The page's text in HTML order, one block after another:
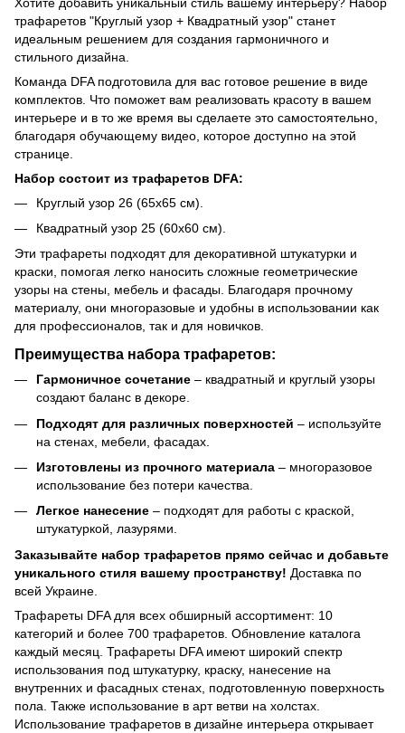
трафаретов "Круглый узор + Квадратный узор" станет
идеальным решением для создания гармоничного и
стильного дизайна.
Команда DFA подготовила для вас готовое решение в виде
комплектов. Что поможет вам реализовать красоту в вашем
интерьере и в то же время вы сделаете это самостоятельно,
благодаря обучающему видео, которое доступно на этой
странице.
Набор состоит из трафаретов DFA:
Круглый узор 26 (65x65 см).
Квадратный узор 25 (60x60 см).
Эти трафареты подходят для декоративной штукатурки и
краски, помогая легко наносить сложные геометрические
узоры на стены, мебель и фасады. Благодаря прочному
материалу, они многоразовые и удобны в использовании как
для профессионалов, так и для новичков.
Преимущества набора трафаретов:
Гармоничное сочетание – квадратный и круглый узоры
создают баланс в декоре.
Подходят для различных поверхностей – используйте
на стенах, мебели, фасадах.
Изготовлены из прочного материала – многоразовое
использование без потери качества.
Легкое нанесение – подходят для работы с краской,
штукатуркой, лазурями.
Заказывайте набор трафаретов прямо сейчас и добавьте
уникального стиля вашему пространству! Доставка по
всей Украине.
Трафареты DFA для всех обширный ассортимент: 10
категорий и более 700 трафаретов. Обновление каталога
каждый месяц. Трафареты DFA имеют широкий спектр
использования под штукатурку, краску, нанесение на
внутренних и фасадных стенах, подготовленную поверхность
пола. Также использование в арт ветви на холстах.
Использование трафаретов в дизайне интерьера открывает